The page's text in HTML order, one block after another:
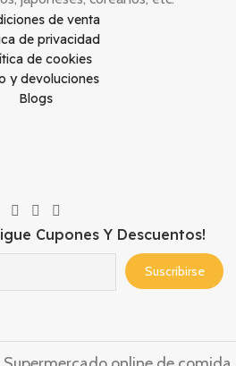
de venta
de privacidad
de cookies
y devoluciones
Blogs
Cupones Y Descuentos!